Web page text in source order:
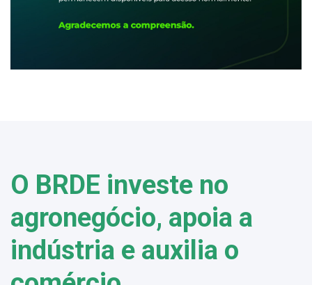
O BRDE investe no
agronegócio, apoia a
indústria e auxilia o